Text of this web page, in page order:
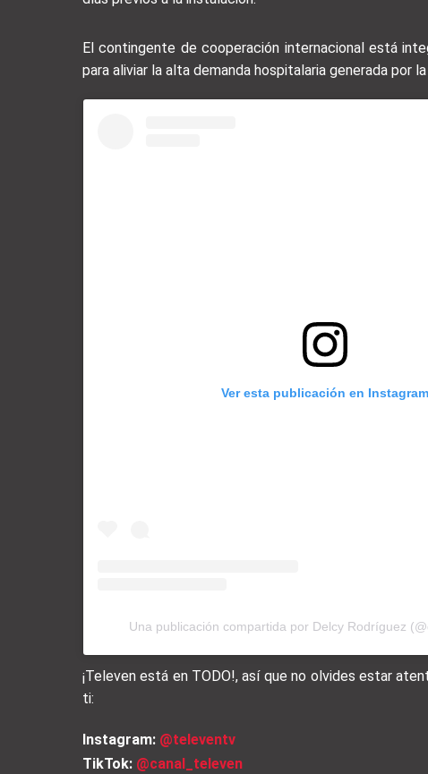
El contingente de cooperación internacional está
para aliviar la alta demanda hospitalaria generada por
Ver esta publicación en Instagram
Una publicación compartida por Delcy Rodríguez
¡Televen está en TODO!, así que no olvides estar
ti:
Instagram: @televentv
TikTok: @canal_televen